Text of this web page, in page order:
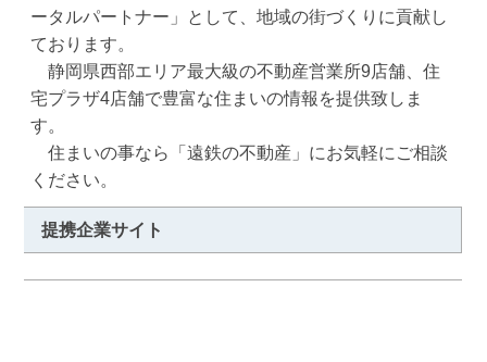
ータルパートナー」として、地域の街づくりに貢献し
ております。
静岡県西部エリア最大級の不動産営業所9店舗、住
宅プラザ4店舗で豊富な住まいの情報を提供致しま
す。
住まいの事なら「遠鉄の不動産」にお気軽にご相談
ください。
提携企業サイト